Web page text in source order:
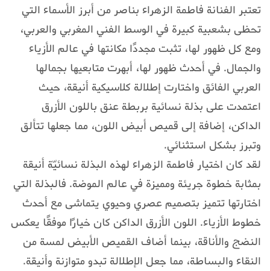
تعتبر الفنانة فاطمة الزهراء بناصر من أبرز الأسماء التي
تحظى بشعبية كبيرة في الوسط الفني المغربي والعربي،
ومع كل ظهور لها، تثبت مجددًا مكانتها في عالم الأزياء
والجمال. في أحدث ظهور لها، أبهرت متابعيها بجمالها
العربي الفائق واختارت إطلالة كلاسيكية أنيقة، حيث
اعتمدت على بذلة نسائية بربطة عنق باللون الأزرق
الداكن، إضافة إلى قميص أبيض اللون، مما جعلها تتألق
وتبرز بشكل استثنائي.
لقد كان اختيار فاطمة الزهراء لهذه البذلة نسائيّة أنيقة
بمثابة خطوة جريئة ومميزة في عالم الموضة. فالبذلة التي
اختارتها تتميز بتصميم عصري وحيوي يتماشى مع أحدث
خطوط الأزياء. اللون الأزرق الداكن كان خيارًا موفقًا يعكس
النضج والأناقة، بينما أضاف القميص الأبيض لمسة من
النقاء والبساطة، مما جعل الإطلالة تبدو متوازنة وأنيقة.